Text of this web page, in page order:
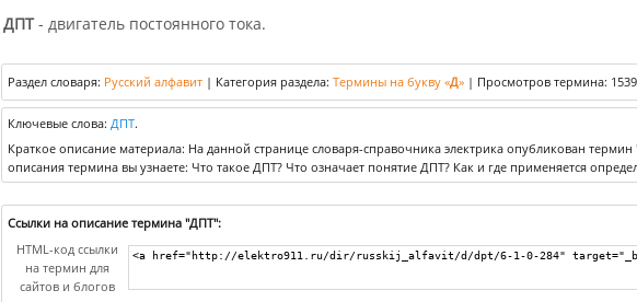
ДПТ- двигатель постоянного тока.
Раздел словаря: Русский алфавит | Категория раздела: Термины на букву «Д» | Просмотров термина: 1539
Ключевые слова: ДПТ.
Краткое описание материала: На данной странице словаря-справочника электрика опубликован
описания термина вы узнаете: Что такое ДПТ? Что означает понятие ДПТ? Как и где применяется
Ссылки на описание термина "ДПТ":
HTML-код ссылки
на термин для
сайтов и блогов